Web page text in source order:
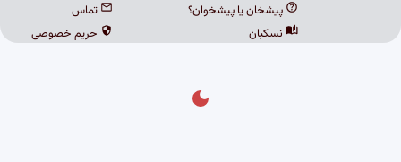
پیشخان یا پیشخوان؟
نسکبان
تماس
حریم خصوصی